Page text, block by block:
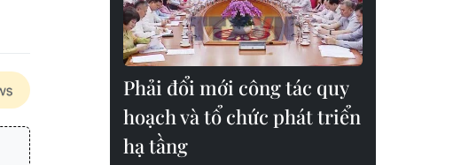
Phải đổi mới công tác quy
hoạch và tổ chức phát triển
hạ tầng